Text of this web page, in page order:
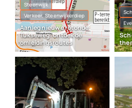
Steenwijk
Verkeer, Steenwijkerdiep
Aanleg nieuwe rotonde
Tukseweg: ontdek de
omleidingsroutes